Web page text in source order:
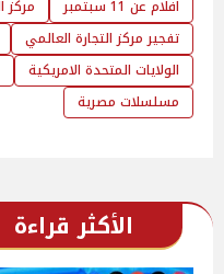
افلام عن 11 سبتمبر
مركز
تفجير مركز التجارة العالمي
الولايات المتحدة الامريكية
مسلسلات مصرية
الأكثر قراءة